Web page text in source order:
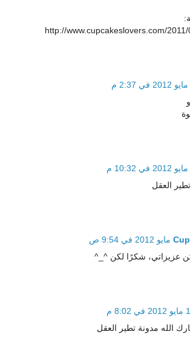
http://www.cupcakeslovers.com/
العقل
عزيزاتي، شكرًا لكن ^_^
م
الله مدونة تطير العقل